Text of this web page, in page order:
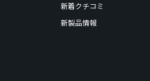
新着クチコミ
新製品情報